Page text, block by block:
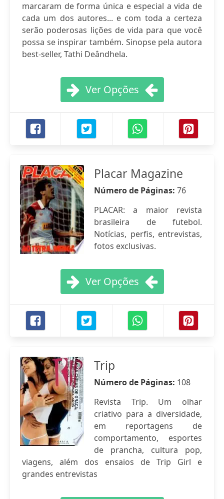
marcaram de forma única e especial a vida de
cada um dos autores... e com toda a certeza
serão poderosas lições de vida para que você
possa se inspirar também. Sinopse pela autora
best-seller, Tathi Deândhela.
Ver Opções
Placar Magazine
Número de Páginas: 76
PLACAR: a maior revista
brasileira de futebol.
Notícias, perfis, entrevistas,
fotos exclusivas.
Ver Opções
Trip
Número de Páginas: 108
Revista Trip. Um olhar
criativo para a diversidade,
em reportagens de
comportamento, esportes
de prancha, cultura pop,
viagens, além dos ensaios de Trip Girl e
grandes entrevistas